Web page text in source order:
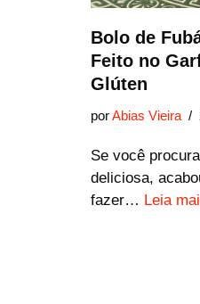
Bolo de
Feito no
Glúten
porAbias Vieira
Se você
deliciosa,
fazer… Leia